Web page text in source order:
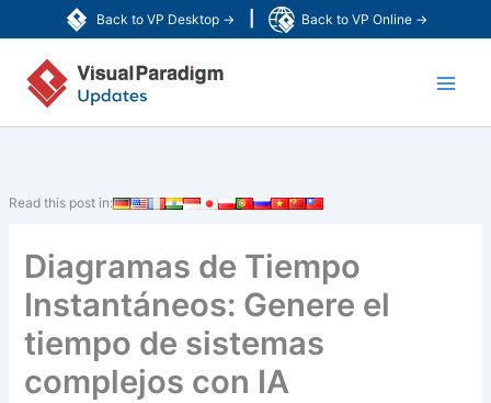
Back to VP Desktop → Back to VP Online →
al
contenido
Read this post in:
Diagramas de Tiempo
Instantáneos: Genere el
tiempo de sistemas
complejos con IA